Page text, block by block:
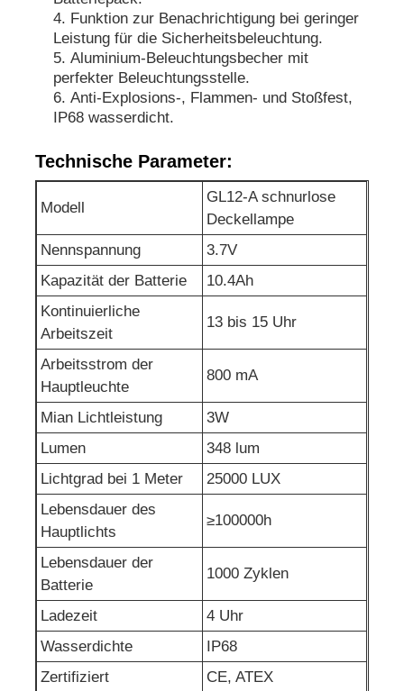
Aufladbare Bergbaugruppenlampen
unterirdische schnurlose Kappenlampe
Leuchten für den Steinkohlenbergbau
Mining Hard Hat Lichter
Explosionssichere Taschenlampe
Industrie-LED-Streifenleuchte
Ladegerät-Rack
Unterirdische Bergbaugürtel
Heiße Verkaufsprodukte
geführtes Warnlicht
Tragbare Energiespeicherstromversorgung
Funktion zur Benachrichtigung bei geringer
Leistung für die Sicherheitsbeleuchtung.
Aluminium-Beleuchtungsbecher mit
perfekter Beleuchtungsstelle.
Anti-Explosions-, Flammen- und Stoßfest,
IP68 wasserdicht.
Technische Parameter:
Modell
GL12-A schnurlose
Deckellampe
Nennspannung
3.7V
Kapazität der Batterie
10.4Ah
Kontinuierliche
Arbeitszeit
13 bis 15 Uhr
Arbeitsstrom der
Hauptleuchte
800 mA
Mian Lichtleistung
3W
Lumen
348 lum
Lichtgrad bei 1 Meter
25000 LUX
Lebensdauer des
Hauptlichts
≥100000h
Lebensdauer der
Batterie
1000 Zyklen
Ladezeit
4 Uhr
Wasserdichte
IP68
Zertifiziert
CE, ATEX